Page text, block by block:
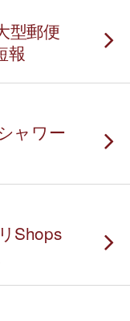
型郵便
報
ャワー
Shops